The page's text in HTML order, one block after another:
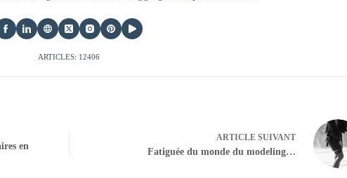
ARTICLES: 12406
en
ARTICLESUIVANT
Fatiguée du monde du modeling…